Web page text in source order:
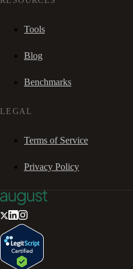
Tools
Blog
Benchmarks
LEGAL
Terms of Service
Privacy Policy